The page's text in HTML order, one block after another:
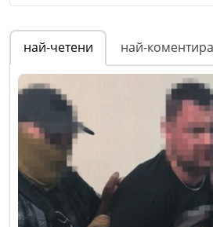
Име*
Коментар *
най-четени най-